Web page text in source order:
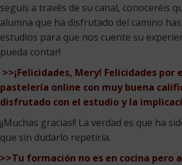
seguís a través de su canal, conoceréis
alumna que ha disfrutado del camino
estudios para que nos cuente su
pueda contar!
>>¡Felicidades, Mery! Felicidades
pastelería online con muy buena
disfrutado con el estudio y la
¡¡Muchas gracias!! La verdad es que
que sin dudarlo repetiría.
>>Tu formación no es en cocina pero